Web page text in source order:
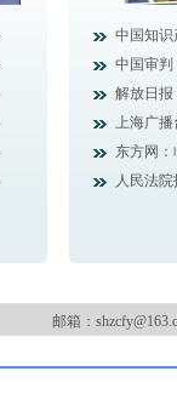
中国知识
中国审判
解放日报
上海广播
东方网
人民法
邮箱：